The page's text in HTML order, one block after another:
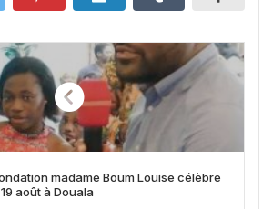
madame Boum Louise célèbre
août à Douala